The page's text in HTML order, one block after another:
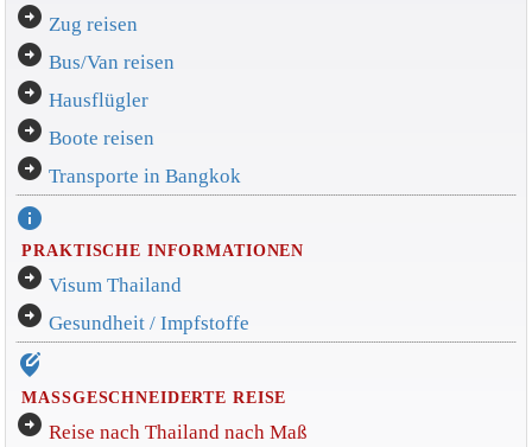
arrow_circle_right Zug reisen
arrow_circle_right Bus/Van reisen
arrow_circle_right Hausflügler
arrow_circle_right Boote reisen
arrow_circle_right Transporte in Bangkok
info
PRAKTISCHE INFORMATIONEN
arrow_circle_right Visum Thailand
arrow_circle_right Gesundheit / Impfstoffe
edit_location_alt
MASSGESCHNEIDERTE REISE
arrow_circle_right Reise nach Thailand nach Maß